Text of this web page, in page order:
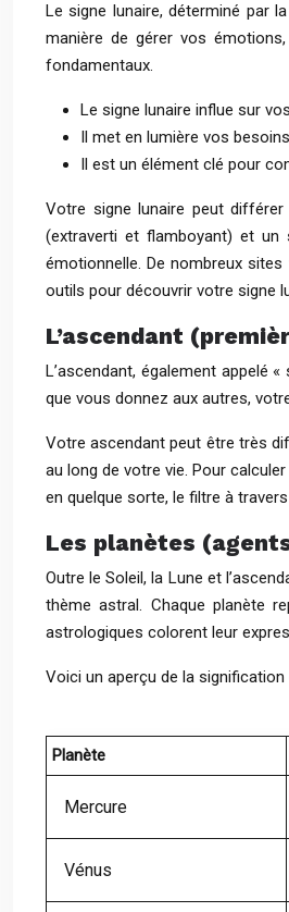
Le signe lunaire, déterminé par
manière de gérer vos
fondamentaux.
Le signe lunaire influe sur
Il met en lumière vos
Il est un élément clé pour
Votre signe lunaire peut
(extraverti et flamboyant) et un
émotionnelle. De nombreux
outils pour découvrir votre signe
L’ascendant
L’ascendant, également appelé
que vous donnez aux autres,
Votre ascendant peut être très
au long de votre vie. Pour
en quelque sorte, le filtre à
Les planètes
Outre le Soleil, la Lune et
thème astral. Chaque planète
astrologiques colorent leur
Voici un aperçu de la
Planète
Mercure
Vénus